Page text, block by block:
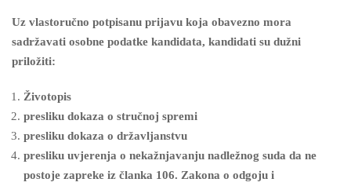
Uz vlastoručno potpisanu prijavu koja obavezno mora
sadržavati osobne podatke kandidata, kandidati su dužni
priložiti:
Životopis
presliku dokaza o stručnoj spremi
presliku dokaza o državljanstvu
presliku uvjerenja o nekažnjavanju nadležnog suda da ne
postoje zapreke iz članka 106. Zakona o odgoju i